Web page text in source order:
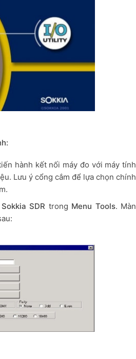
hành kết nối máy đo với máy tính
Lưu ý cổng cắm để lựa chọn chính
SDR trong Menu Tools. Màn